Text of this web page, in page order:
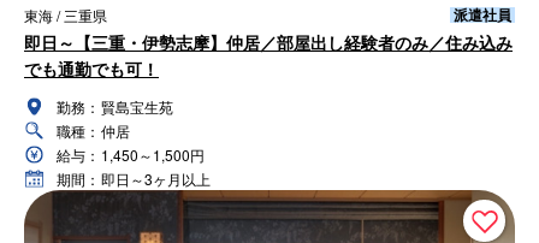
東海 / 三重県 派遣社員
即日～【三重・伊勢志摩】仲居／部屋出し経験者のみ／住み込み
でも通勤でも可！
勤務： 賢島宝生苑
職種： 仲居
給与： 1,450～1,500円
期間： 即日～3ヶ月以上